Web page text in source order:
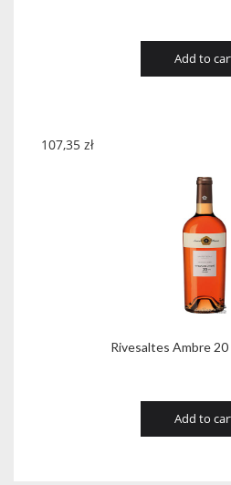
Add to
Rivesaltes Ambre
107,35 zł
Add to